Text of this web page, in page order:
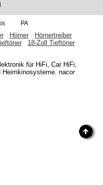
PA
Hörner
Hörnertreiber
18-Zoll Tieftöner
für HiFi, Car HiFi,
nacor